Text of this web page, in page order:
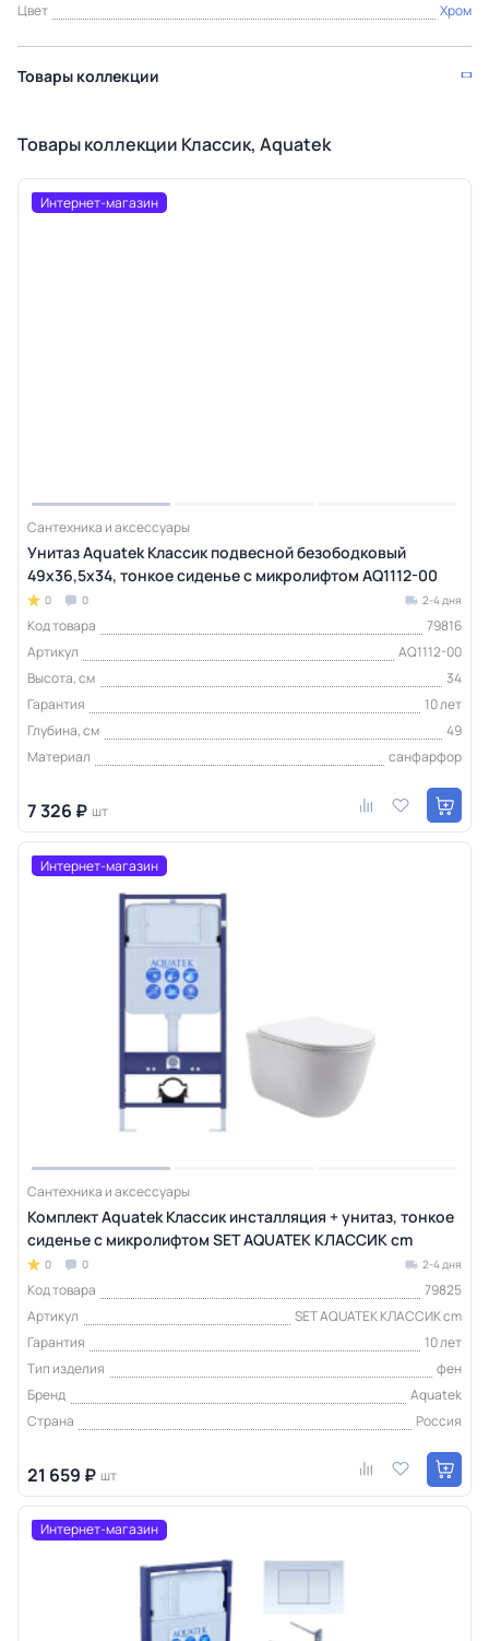
Цвет
Хром
Товары коллекции
Товары коллекции Классик, Aquatek
Интернет-магазин
Сантехника и аксессуары
Унитаз Aquatek Классик подвесной безободковый
49х36,5х34, тонкое сиденье с микролифтом AQ1112-00
0 0 2-4 дня
Код товара
79816
Артикул
AQ1112-00
Высота, см
34
Гарантия
10 лет
Глубина, см
49
Материал
санфарфор
7 326 ₽ шт
Интернет-магазин
Сантехника и аксессуары
Комплект Aquatek Классик инсталляция + унитаз, тонкое
сиденье с микролифтом SET AQUATEK КЛАССИК cm
0 0 2-4 дня
Код товара
79825
Артикул
SET AQUATEK КЛАССИК cm
Гарантия
10 лет
Тип изделия
фен
Бренд
Aquatek
Страна
Россия
21 659 ₽ шт
Интернет-магазин